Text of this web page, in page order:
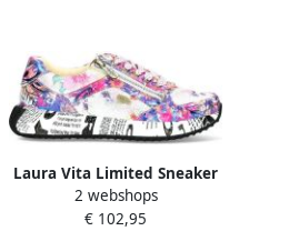
Laura Vita Limited Sneaker
Burton 1123 SL1826-11C
Violet Paars
2 webshops
€ 102,95